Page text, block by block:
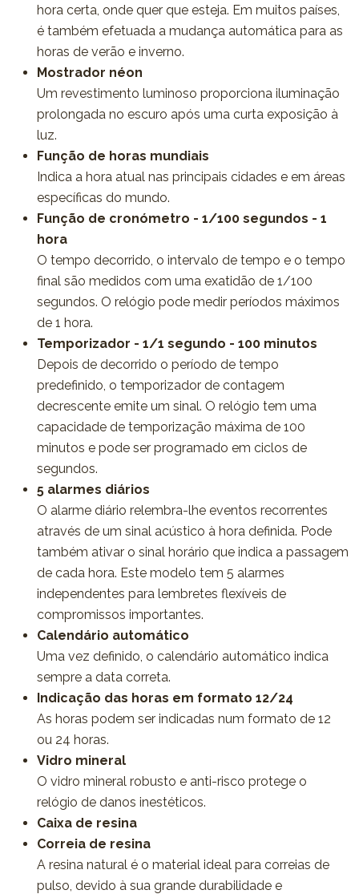
hora certa, onde quer que esteja. Em muitos países,
é também efetuada a mudança automática para as
horas de verão e inverno.
Mostrador néon
Um revestimento luminoso proporciona iluminação
prolongada no escuro após uma curta exposição à
luz.
Função de horas mundiais
Indica a hora atual nas principais cidades e em áreas
específicas do mundo.
Função de cronómetro - 1/100 segundos - 1
hora
O tempo decorrido, o intervalo de tempo e o tempo
final são medidos com uma exatidão de 1/100
segundos. O relógio pode medir períodos máximos
de 1 hora.
Temporizador - 1/1 segundo - 100 minutos
Depois de decorrido o período de tempo
predefinido, o temporizador de contagem
decrescente emite um sinal. O relógio tem uma
capacidade de temporização máxima de 100
minutos e pode ser programado em ciclos de
segundos.
5 alarmes diários
O alarme diário relembra-lhe eventos recorrentes
através de um sinal acústico à hora definida. Pode
também ativar o sinal horário que indica a passagem
de cada hora. Este modelo tem 5 alarmes
independentes para lembretes flexíveis de
compromissos importantes.
Calendário automático
Uma vez definido, o calendário automático indica
sempre a data correta.
Indicação das horas em formato 12/24
As horas podem ser indicadas num formato de 12
ou 24 horas.
Vidro mineral
O vidro mineral robusto e anti-risco protege o
relógio de danos inestéticos.
Caixa de resina
Correia de resina
A resina natural é o material ideal para correias de
pulso, devido à sua grande durabilidade e